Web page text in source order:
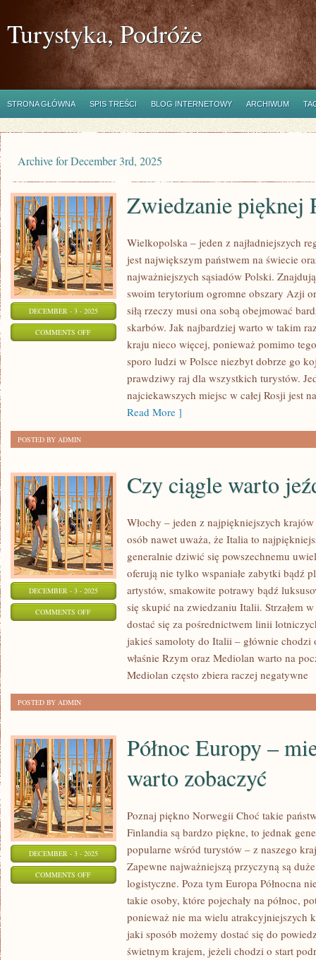
Turystyka, Podróże
STRONA GŁÓWNA SPIS TREŚCI BLOG INTERNETOWY ARCHIWUM
Archive for December 3rd, 2025
DECEMBER - 3 - 2025
COMMENTS OFFON
ZWIEDZANIE
PORTUGALII
Zwiedzanie pięknej
Wielkopolska – jeden z najładniejszych
jest największym państwem na świecie
najważniejszych sąsiadów Polski.
swoim terytorium ogromne obszary Azji
siłą rzeczy musi ona sobą obejmować
skarbów. Jak najbardziej warto w takim
kraju nieco więcej, ponieważ pomimo
sporo ludzi w Polsce niezbyt dobrze go
prawdziwy raj dla wszystkich turystów.
najciekawszych miejsc w całej Rosji jest
Read More ]
POSTED BY ADMIN
DECEMBER - 3 - 2025
COMMENTS OFFON
Czy ciągle warto
Włochy – jeden z najpiękniejszych
osób nawet uważa, że Italia to
generalnie dziwić się powszechnemu
oferują nie tylko wspaniałe zabytki bądź
artystów, smakowite potrawy bądź
się skupić na zwiedzaniu Italii. Strzałem
dostać się za pośrednictwem linii
jakieś samoloty do Italii – głównie
właśnie Rzym oraz Mediolan warto na
Mediolan często zbiera raczej negatywne
POSTED BY ADMIN
DECEMBER - 3 - 2025
COMMENTS OFFON
Północ Europy –
warto zobaczyć
Poznaj piękno Norwegii Choć takie
Finlandia są bardzo piękne, to jednak
popularne wśród turystów – z naszego
Zapewne najważniejszą przyczyną są
logistyczne. Poza tym Europa Północna
takie osoby, które pojechały na północ,
ponieważ nie ma wielu atrakcyjniejszych
jaki sposób możemy dostać się do
świetnym krajem, jeżeli chodzi o start